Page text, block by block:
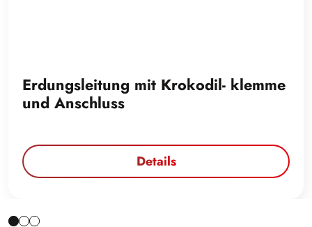
Erdungsleitung mit Krokodil- klemme
und Anschluss
Details